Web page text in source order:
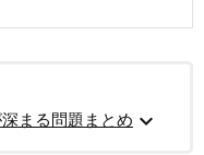
まる問題まとめ expand_more